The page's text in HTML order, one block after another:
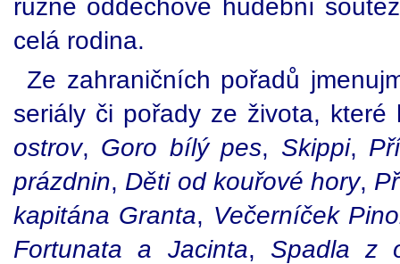
různé oddechové hudební
celá rodina.
Ze zahraničních pořadů
seriály či pořady ze života, které
ostrov, Goro bílý pes, Skippi,
prázdnin, Děti od kouřové hory,
kapitána Granta, Večerníček
Fortunata a Jacinta, Spadla z